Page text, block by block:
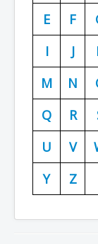
Avions
Formation
Doctrines
Batailles
Cahiers des
E
F
I
J
M
N
Q
R
U
V
Y
Z